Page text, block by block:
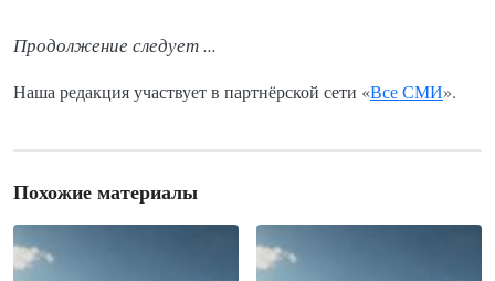
Продолжение следует ...
Наша редакция участвует в партнёрской сети «Все СМИ».
Похожие материалы